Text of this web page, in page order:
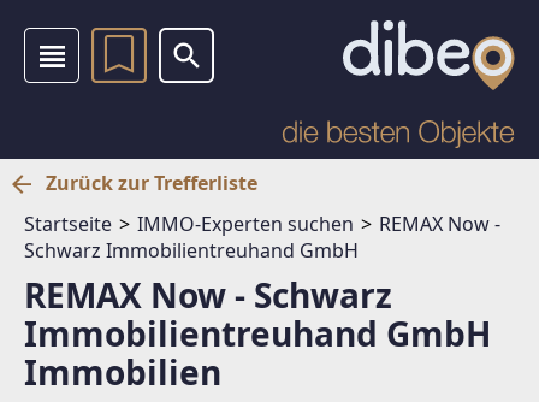
Zurück zur Trefferliste
Startseite
IMMO-Experten suchen
REMAX Now -
Schwarz Immobilientreuhand GmbH
REMAX Now - Schwarz
Immobilientreuhand GmbH
Immobilien